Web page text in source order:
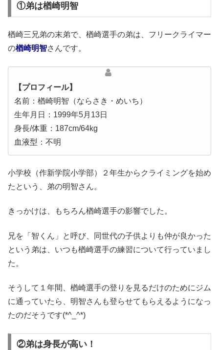
①弟は楢崎明智
楢崎三兄弟の末弟で、楢崎選手の弟は、フリークライマー
の楢崎明智さんです。
【プロフィール】
名前：楢崎明智（ならさき・めいち）
生年月日：1999年5月13日
身長/体重：187cm/64kg
血液型：不明
小学校（作新学院小学部）２年生からクライミングを始め
たという、弟の明智さん。
きっかけは、もちろん楢崎選手の影響でした。
兄を「智くん」と呼び、同世代の子供よりも仲が良かった
という弟は、いつも楢崎選手の練習について行っていまし
た。
そうして１年間、楢崎選手の登りを見るだけのためにジム
に通っていたら、明智さんも登らせてもらえるようになっ
たのだそうです(*^_^*)
②弟は身長が高い！